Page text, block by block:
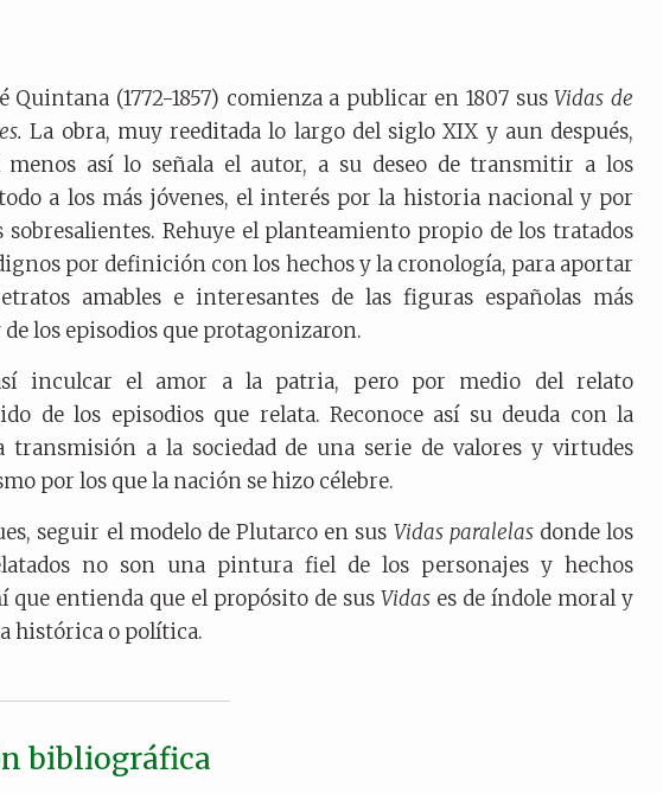
Quintana (1772-1857) comienza a publicar en 1807 susVidas de
La obra, muy reeditada lo largo del siglo XIX y aun después,
menos así lo señala el autor, a su deseo de transmitir a los
a los más jóvenes, el interés por la historia nacional y por
sobresalientes. Rehuye el planteamiento propio de los tratados
por definición con los hechos y la cronología, para aportar
amables e interesantes de las figuras españolas más
los episodios que protagonizaron.
inculcar el amor a la patria, pero por medio del relato
de los episodios que relata. Reconoce así su deuda con la
transmisión a la sociedad de una serie de valores y virtudes
por los que la nación se hizo célebre.
seguir el modelo de Plutarco en sus Vidas paralelasdonde los
no son una pintura fiel de los personajes y hechos
que entienda que el propósito de sus Vidas es de índole moral y
histórica o política.
bibliográfica